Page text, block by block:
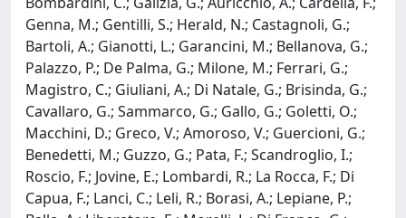
Genna, M.; Gentilli, S.; Herald, N.; Castagnoli, G.;
Bartoli, A.; Gianotti, L.; Garancini, M.; Bellanova, G.;
Palazzo, P.; De Palma, G.; Milone, M.; Ferrari, G.;
Magistro, C.; Giuliani, A.; Di Natale, G.; Brisinda, G.;
Cavallaro, G.; Sammarco, G.; Gallo, G.; Goletti, O.;
Macchini, D.; Greco, V.; Amoroso, V.; Guercioni, G.;
Benedetti, M.; Guzzo, G.; Pata, F.; Scandroglio, I.;
Roscio, F.; Jovine, E.; Lombardi, R.; La Rocca, F.; Di
Capua, F.; Lanci, C.; Leli, R.; Borasi, A.; Lepiane, P.;